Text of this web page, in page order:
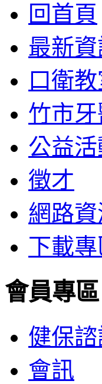
回首頁
最新
口衛
竹市
公益活
徵才
網路
下載專
會員專區
健保
會訊